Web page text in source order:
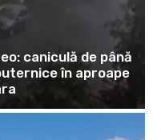
caniculă de până
în aproape